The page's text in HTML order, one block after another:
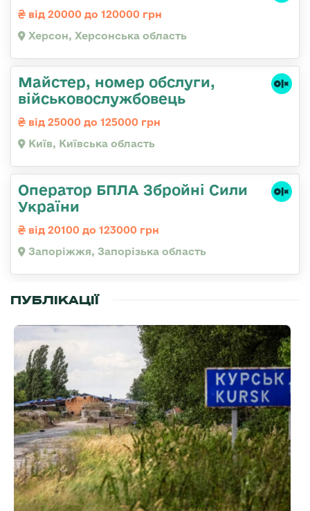
від 20000 до 120000 грн
Херсон, Херсонська область
Майстер, номер обслуги,
військовослужбовець
від 25000 до 125000 грн
Київ, Київська область
Оператор БПЛА Збройні Сили
України
від 20100 до 123000 грн
Запоріжжя, Запорізька область
ПУБЛІКАЦІЇ